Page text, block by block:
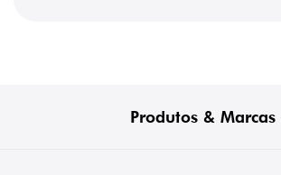
Produtos & Marcas